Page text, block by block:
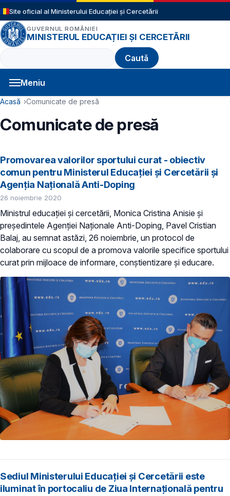
Sari la conținutul principal
Site oficial al Ministerului Educației și Cercetării
GUVERNUL ROMÂNIEI
MINISTERUL EDUCAȚIEI ȘI CERCETĂRII
Caută
Meniu
Navigație principală
Cale de navigare
Acasă Comunicate de presă
Comunicate de presă
Promovarea valorilor sportului curat - obiectiv
comun pentru Ministerul Educației și Cercetării și
Agenția Națională Anti-Doping
26 noiembrie 2020
Ministrul educației și cercetării, Monica Cristina Anisie și
președintele Agenției Naționale Anti-Doping, Pavel Cristian
Balaj, au semnat astăzi, 26 noiembrie, un protocol de
colaborare cu scopul de a promova valorile specifice sportului
curat prin mijloace de informare, conștientizare și educare.
Sediul Ministerului Educației și Cercetării este
iluminat în portocaliu de Ziua Internațională pentru